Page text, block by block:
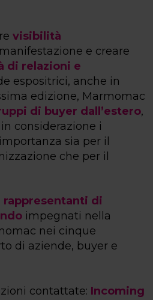
visibilità
e creare
di relazioni e
espositrici, anche in
edizione, Marmomac
di buyer dall’estero,
considerazione i
sia per il
che per il
rappresentanti di
impegnati nella
nei cinque
di aziende, buyer e
contattate: Incoming